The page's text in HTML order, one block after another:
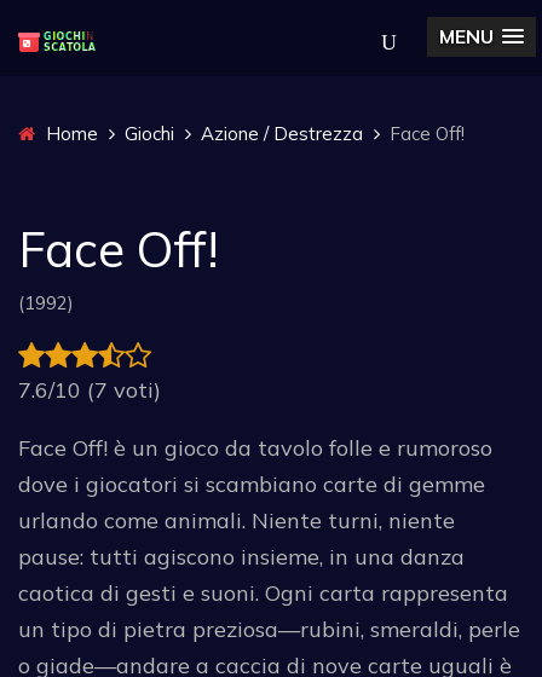
MENU
Home Giochi Azione / Destrezza Face Off!
Face Off!
(1992)
7.6/10 (7 voti)
Face Off! è un gioco da tavolo folle e rumoroso
dove i giocatori si scambiano carte di gemme
urlando come animali. Niente turni, niente
pause: tutti agiscono insieme, in una danza
caotica di gesti e suoni. Ogni carta rappresenta
un tipo di pietra preziosa—rubini, smeraldi, perle
o giade—andare a caccia di nove carte uguali è